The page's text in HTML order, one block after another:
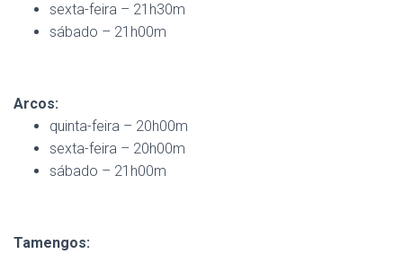
sexta-feira – 21h30m
sábado – 21h00m
Arcos:
quinta-feira – 20h00m
sexta-feira – 20h00m
sábado – 21h00m
Tamengos: